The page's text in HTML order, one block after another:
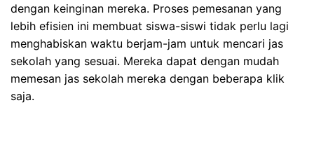
dengan keinginan mereka. Proses pemesanan yang
lebih efisien ini membuat siswa-siswi tidak perlu lagi
menghabiskan waktu berjam-jam untuk mencari jas
sekolah yang sesuai. Mereka dapat dengan mudah
memesan jas sekolah mereka dengan beberapa klik
saja.